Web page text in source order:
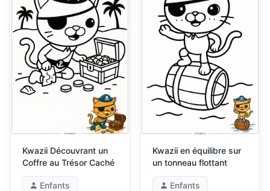
Kwazii Découvrant un
Coffre au Trésor Caché
Enfants
Kwazii en équilibre sur
un tonneau flottant
Enfants